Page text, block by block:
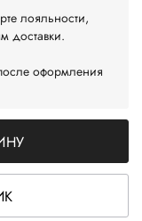
лояльности,
доставки.
оформления